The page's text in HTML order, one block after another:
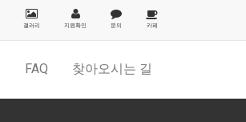
갤러리 지원확인 문의 카페
FAQ 찾아오시는 길